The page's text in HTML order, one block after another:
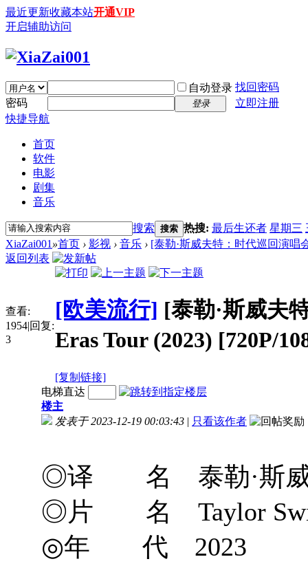
最近更新收藏本站开通VIP
开启辅助访问
自动登录 找回密码
密码
登录
立即注册
快捷导航
首页
软件
电影
剧集
音乐
搜索 搜索 热搜: 最后生还者 星期三
XiaZai001 »首页 › 影视 › 音乐 › [泰勒·斯威夫特：时代巡回演唱
返回列表
查看:
1954|回复:
3
[欧美流行] [泰勒·斯威夫
Eras Tour (2023) [720P/
[复制链接]
电梯直达
楼主
发表于 2023-12-19 00:03:43 | 只看该作者
◎译 名 泰勒·斯威夫
◎片 名 Taylor Swift:
◎年 代 2023